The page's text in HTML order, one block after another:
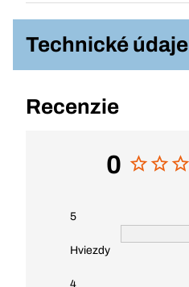
Technické údaje
Recenzie
0
5
Hviezdy
4